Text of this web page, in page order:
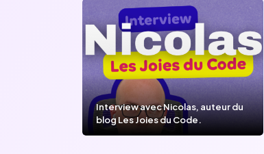
Interview avec Nicolas, auteur du
blog Les Joies du Code.